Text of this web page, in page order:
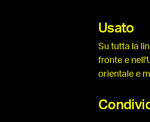
Usato
Su tutta la
fronte e
orientale e